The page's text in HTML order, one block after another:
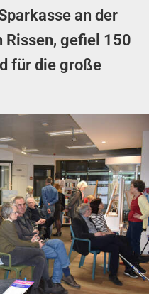
an der
Rissen, gefiel 150
für die große